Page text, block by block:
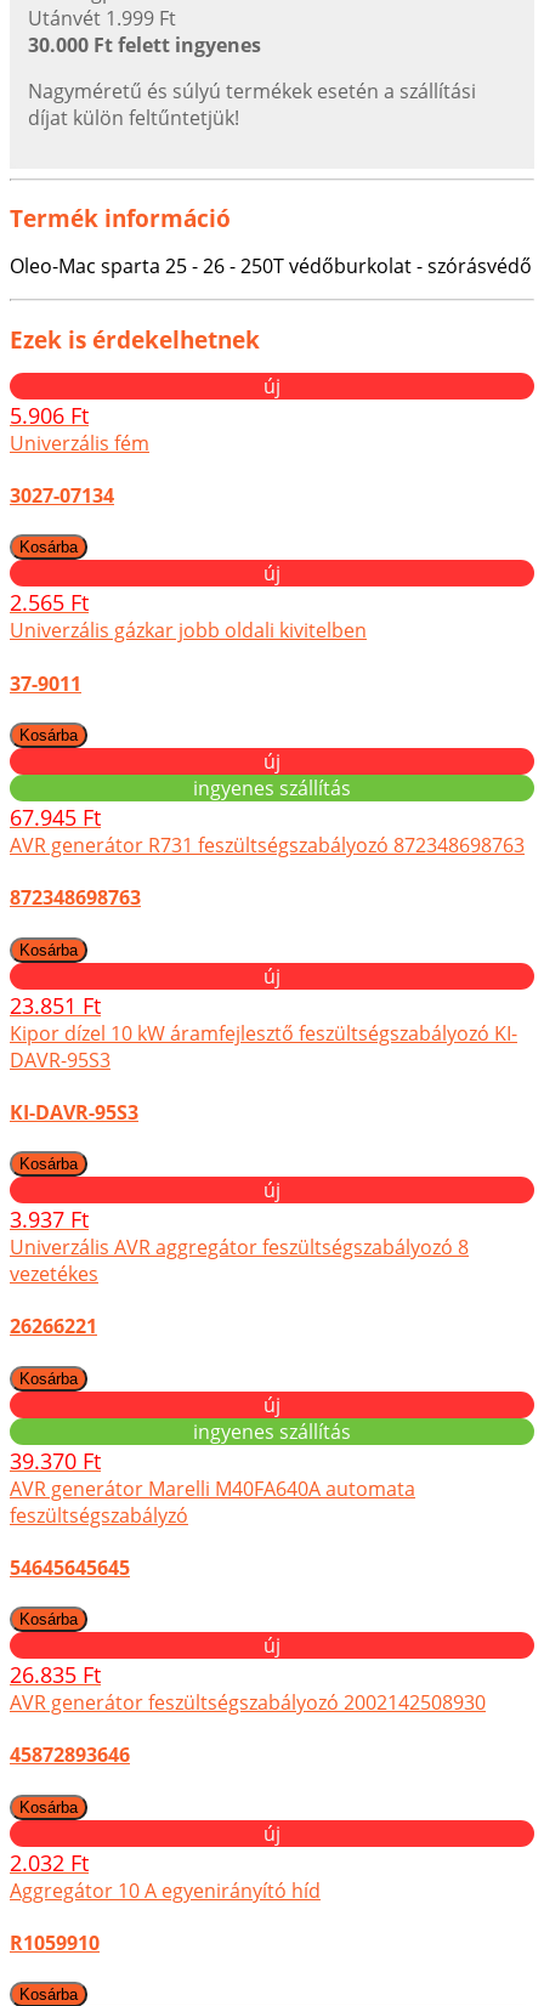
Utánvét 1.999 Ft
30.000 Ft felett ingyenes
Nagyméretű és súlyú termékek esetén a szállítási
díjat külön feltűntetjük!
Termék információ
Oleo-Mac sparta 25 - 26 - 250T védőburkolat - szórásvédő
Ezek is érdekelhetnek
új
5.906 Ft
Univerzális fém
3027-07134
új
2.565 Ft
Univerzális gázkar jobb oldali kivitelben
37-9011
új
ingyenes szállítás
67.945 Ft
AVR generátor R731 feszültségszabályozó 872348698763
872348698763
új
23.851 Ft
Kipor dízel 10 kW áramfejlesztő feszültségszabályozó KI-
DAVR-95S3
KI-DAVR-95S3
új
3.937 Ft
Univerzális AVR aggregátor feszültségszabályozó 8
vezetékes
26266221
új
ingyenes szállítás
39.370 Ft
AVR generátor Marelli M40FA640A automata
feszültségszabályzó
54645645645
új
26.835 Ft
AVR generátor feszültségszabályozó 2002142508930
45872893646
új
2.032 Ft
Aggregátor 10 A egyenirányító híd
R1059910